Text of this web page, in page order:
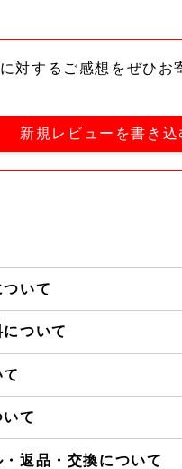
対するご感想をぜひお
新規レビューを書き込
いて
ついて
て
返品・交換について